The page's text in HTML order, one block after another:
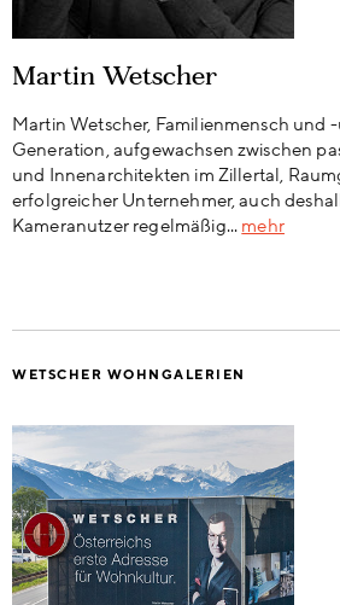
Martin Wetscher
Martin Wetscher, Familienmensch und
Generation, aufgewachsen zwischen
und Innenarchitekten im Zillertal,
erfolgreicher Unternehmer, auch
Kameranutzer regelmäßig... mehr
WETSCHER WOHNGALERIEN